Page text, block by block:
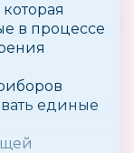
в процессе
единые